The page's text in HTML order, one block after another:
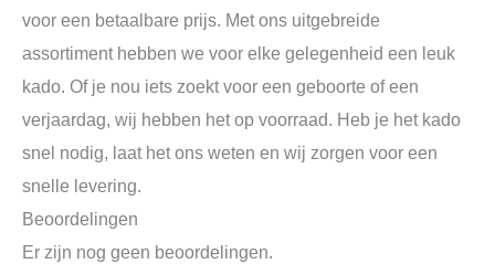
voor een betaalbare prijs. Met ons uitgebreide
assortiment hebben we voor elke gelegenheid een leuk
kado. Of je nou iets zoekt voor een geboorte of een
verjaardag, wij hebben het op voorraad. Heb je het kado
snel nodig, laat het ons weten en wij zorgen voor een
snelle levering.
Beoordelingen
Er zijn nog geen beoordelingen.